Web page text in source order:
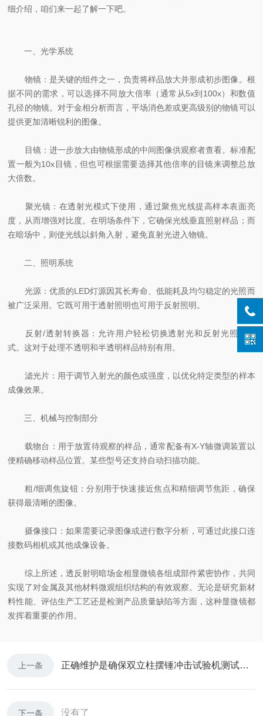
细介绍，咱们来一起了解一下吧。
一、光学系统
物镜：是关键的组件之一，负责将样品放大并形成初步图像。根
据不同的需求，可以选择不同放大倍率（通常从5x到100x）和数值
孔径的物镜。对于金相分析而言，平场消色差或更高级别的物镜可以
提供更加清晰锐利的图像。
目镜：进一步放大由物镜形成的中间图像供观察者查看。标准配
置一般为10x目镜，但也可根据需要选择其他倍率的目镜来调整总放
大倍数。
聚光镜：在透射光模式下使用，通过聚焦光线提高样本表面亮
度，从而增强对比度。在明场条件下，它确保光线垂直照射样品；而
在暗场中，则使光线以斜角入射，避免直射光进入物镜。
二、照明系统
光源：优质的LED灯源因其长寿命、低能耗及均匀稳定的光照而
被广泛采用。它既可用于透射照明也可用于反射照明。
反射/透射转换器：允许用户轻松切换透射光和反射光照明模
式。这对于处理不透明和半透明样品特别有用。
滤光片：用于调节入射光的颜色或强度，以优化特定类型的样本
成像效果。
三、机械与控制部分
载物台：用于放置待观察的样品，通常配备有X-Y轴微调装置以
便精确移动样品位置。某些型号还支持自动扫描功能。
粗/细调焦旋钮：分别用于快速接近焦点和精细调节焦距，确保
获得最清晰的图像。
摄像接口：如果需要记录图像或进行数字分析，可通过此接口连
接数码相机或其他成像设备。
综上所述，透反射明暗场金相显微镜各组成部件紧密协作，共同
实现了对金属及其他材料微观组织结构的有效观察。无论是研究新材
料性能、评估生产工艺还是检测产品质量缺陷等方面，这种显微镜都
发挥着重要的作用。
上一条 正确维护是确保双立柱摆锤冲击试验机测试结果准确可靠的关键
下一条 没有了